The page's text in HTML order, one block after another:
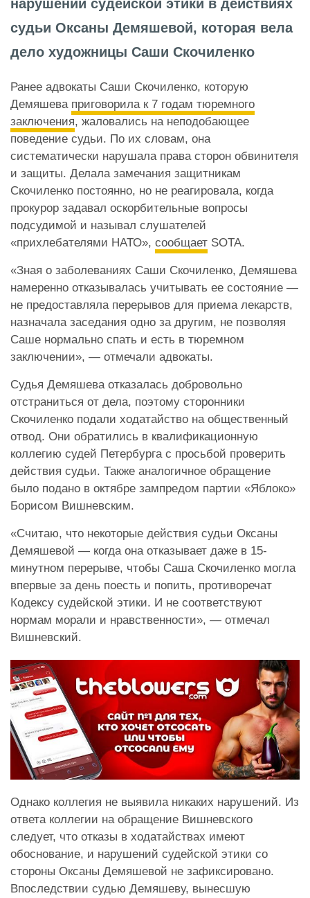
нарушений судейской этики в действиях
судьи Оксаны Демяшевой, которая вела
дело художницы Саши Скочиленко
Ранее адвокаты Саши Скочиленко, которую
Демяшева приговорила к 7 годам тюремного
заключения, жаловались на неподобающее
поведение судьи. По их словам, она
систематически нарушала права сторон обвинителя
и защиты. Делала замечания защитникам
Скочиленко постоянно, но не реагировала, когда
прокурор задавал оскорбительные вопросы
подсудимой и называл слушателей
«прихлебателями НАТО», сообщает SOTA.
«Зная о заболеваниях Саши Скочиленко, Демяшева
намеренно отказывалась учитывать ее состояние —
не предоставляла перерывов для приема лекарств,
назначала заседания одно за другим, не позволяя
Саше нормально спать и есть в тюремном
заключении», — отмечали адвокаты.
Судья Демяшева отказалась добровольно
отстраниться от дела, поэтому сторонники
Скочиленко подали ходатайство на общественный
отвод. Они обратились в квалификационную
коллегию судей Петербурга с просьбой проверить
действия судьи. Также аналогичное обращение
было подано в октябре зампредом партии «Яблоко»
Борисом Вишневским.
«Считаю, что некоторые действия судьи Оксаны
Демяшевой — когда она отказывает даже в 15-
минутном перерыве, чтобы Саша Скочиленко могла
впервые за день поесть и попить, противоречат
Кодексу судейской этики. И не соответствуют
нормам морали и нравственности», — отмечал
Вишневский.
Однако коллегия не выявила никаких нарушений. Из
ответа коллегии на обращение Вишневского
следует, что отказы в ходатайствах имеют
обоснование, и нарушений судейской этики со
стороны Оксаны Демяшевой не зафиксировано.
Впоследствии судью Демяшеву, вынесшую